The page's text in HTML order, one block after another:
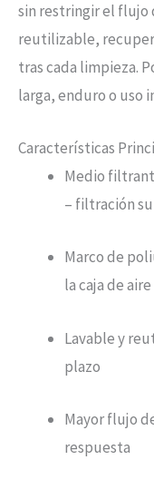
sin restringir el flujo
reutilizable,
tras cada limpieza.
larga, enduro o uso
Características
Medio
– filtración
Marco de
la caja de aire
Lavable y
plazo
Mayor flujo
respuesta